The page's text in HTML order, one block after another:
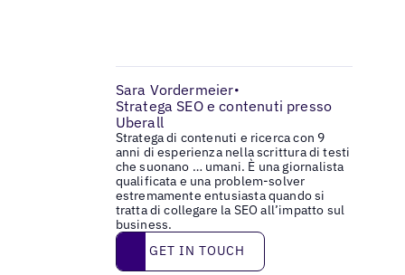
Sara Vordermeier•
Stratega SEO e contenuti presso
Uberall
Stratega di contenuti e ricerca con 9
anni di esperienza nella scrittura di testi
che suonano … umani. È una giornalista
qualificata e una problem-solver
estremamente entusiasta quando si
tratta di collegare la SEO all’impatto sul
business.
Get in touch
GET IN TOUCH